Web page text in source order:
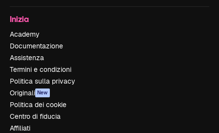
Inizia
Academy
Documentazione
Assistenza
Termini e condizioni
Politica sulla privacy
Originali New
Politica dei cookie
Centro di fiducia
Affiliati